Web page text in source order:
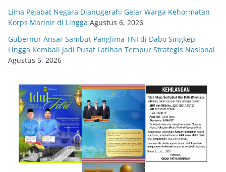
Lima Pejabat Negara Dianugerahi Gelar Warga Kehormatan
Korps Marinir di Lingga Agustus 6, 2026
Gubernur Ansar Sambut Panglima TNI di Dabo Singkep,
Lingga Kembali Jadi Pusat Latihan Tempur Strategis Nasional
Agustus 5, 2026